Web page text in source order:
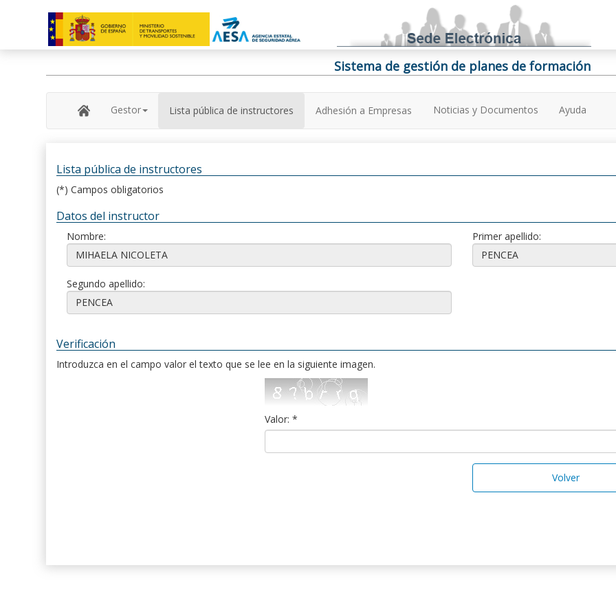
Sistema de gestión de planes de formación
Gestor Lista pública de instructores Adhesión a Empresas Noticias y Documentos Ayuda
Lista pública de instructores
(*) Campos obligatorios
Datos del instructor
Nombre: Primer apellido:
Segundo apellido:
Verificación
Introduzca en el campo valor el texto que se lee en la siguiente imagen.
Valor: *
Volver